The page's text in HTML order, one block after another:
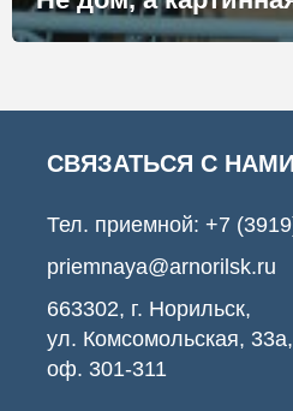
СВЯЗАТЬСЯ С НАМИ
Тел. приемной: +7
priemnaya@arnorilsk.ru
663302, г. Норильск,
ул. Комсомольская, 33а,
оф. 301-311